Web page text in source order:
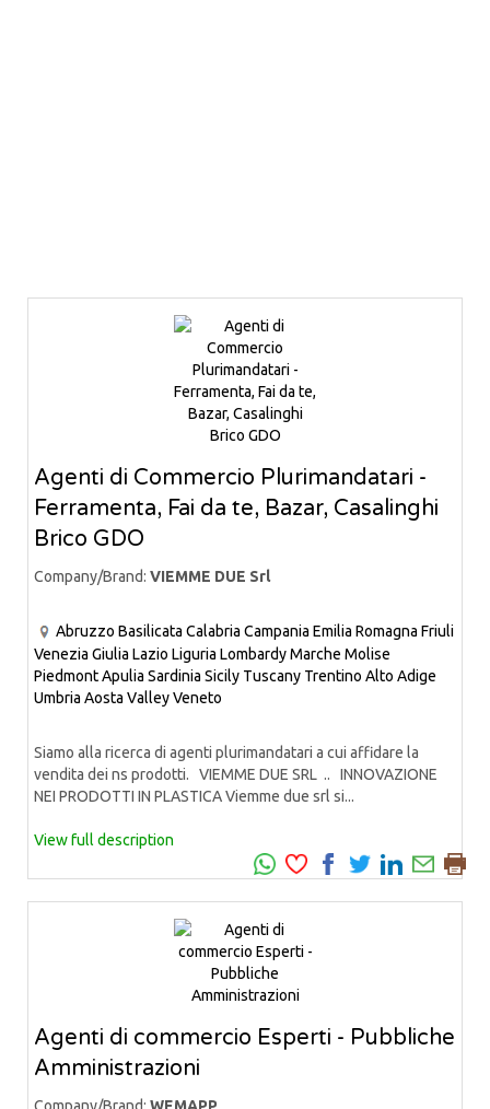
Agenti di Commercio Plurimandatari -
Ferramenta, Fai da te, Bazar, Casalinghi
Brico GDO
Company/Brand: VIEMME DUE Srl
Abruzzo Basilicata Calabria Campania Emilia Romagna Friuli
Venezia Giulia Lazio Liguria LombardyMarche Molise
PiedmontApulia Sardinia Sicily Tuscany Trentino Alto Adige
Umbria Aosta ValleyVeneto
Siamo alla ricerca di agenti plurimandatari a cui affidare la
vendita dei ns prodotti. VIEMME DUE SRL .. INNOVAZIONE
NEI PRODOTTI IN PLASTICA Viemme due srl si...
View full description
Agenti di commercio Esperti - Pubbliche
Amministrazioni